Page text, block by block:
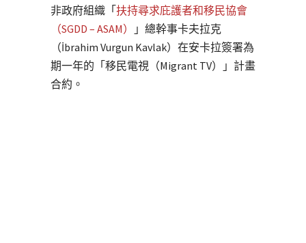
非政府組織「扶持尋求庇護者和移民協會
（SGDD – ASAM）
」總幹事卡夫拉克
（İbrahim Vurgun Kavlak）在安卡拉簽署為
期一年的「移民電視（Migrant TV）」計畫
合約。